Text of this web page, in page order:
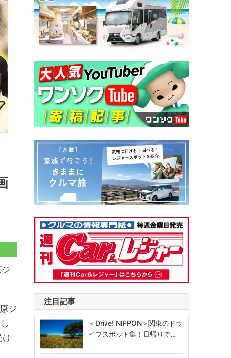
ジ
け
注目記事
＜Drive! NIPPON＞関東のドラ
イブスポット集！日帰りで…